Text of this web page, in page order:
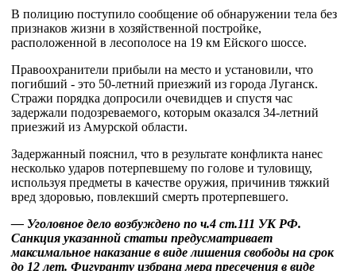
В полицию поступило сообщение об обнаружении тела без
признаков жизни в хозяйственной постройке,
расположенной в лесополосе на 19 км Ейского шоссе.
Правоохранители прибыли на место и установили, что
погибший - это 50-летний приезжий из города Луганск.
Стражи порядка допросили очевидцев и спустя час
задержали подозреваемого, которым оказался 34-летний
приезжий из Амурской области.
Задержанный пояснил, что в результате конфликта нанес
несколько ударов потерпевшему по голове и туловищу,
используя предметы в качестве оружия, причинив тяжкий
вред здоровью, повлекший смерть протерпевшего.
— Уголовное дело возбуждено по ч.4 ст.111 УК РФ.
Санкция указанной статьи предусматривает
максимальное наказание в виде лишения свободы на срок
до 12 лет. Фигуранту избрана мера пресечения в виде